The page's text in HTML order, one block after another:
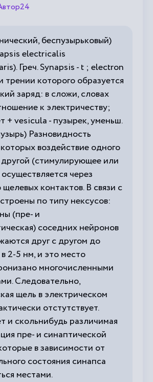
беспузырьковый)
electricalis
Греч. Synapsis - t ; electron
трении которого образуется
заряд: в сложи, словах
к электричеству;
+ vesicula - пузырек, уменьш.
Разновидность
воздействие одного
(стимулирующее или
через
контактов. В связи с
по типу нексусов:
(пре- и
соседних нейронов
друг с другом до
2-5 нм, и это место
многочисленными
Следовательно,
щель в электрическом
отстутствует.
и скольнибудь различимая
пре- и синаптической
в зависимости от
состояния синапса
местами.